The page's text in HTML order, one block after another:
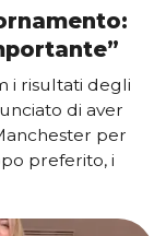
i risultati degli
di aver
per
preferito, i